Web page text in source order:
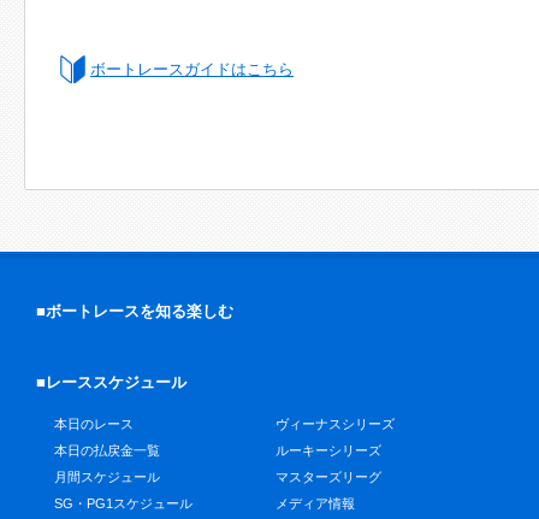
ボートレースガイドはこちら
■ボートレースを知る楽しむ
■レーススケジュール
本日のレース
本日の払戻金一覧
月間スケジュール
SG・PG1スケジュール
ヴィーナスシリーズ
ルーキーシリーズ
マスターズリーグ
メディア情報